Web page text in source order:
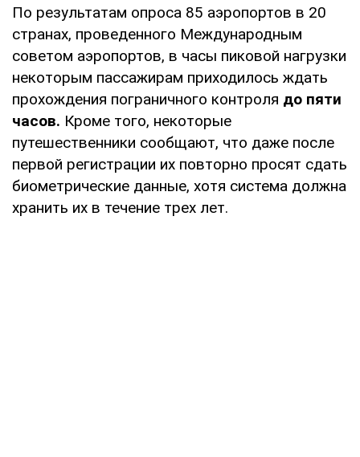
По результатам опроса 85 аэропортов в 20
странах, проведенного Международным
советом аэропортов, в часы пиковой нагрузки
некоторым пассажирам приходилось ждать
прохождения пограничного контроля до пяти
часов. Кроме того, некоторые
путешественники сообщают, что даже после
первой регистрации их повторно просят сдать
биометрические данные, хотя система должна
хранить их в течение трех лет.